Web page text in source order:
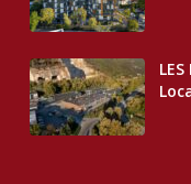
LES